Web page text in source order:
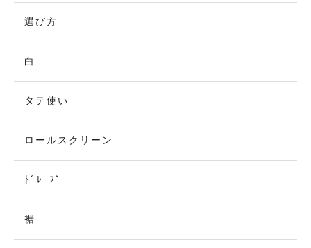
選び方
白
タテ使い
ロールスクリーン
ﾄﾞﾚｰﾌﾟ
裾